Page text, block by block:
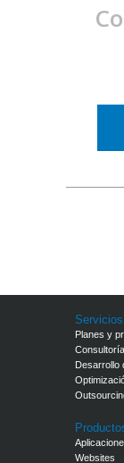
Servicios
Planes y
Desarrollo
Websites